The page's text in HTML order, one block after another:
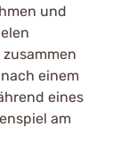
und
einem
eines
am